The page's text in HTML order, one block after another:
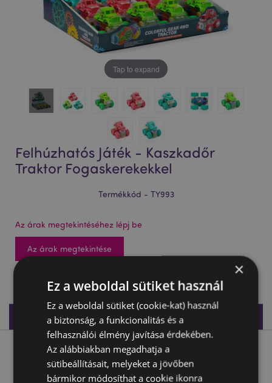
Tap to expand
Felhúzhatós Játék - Kaszkadőr
Traktor Fogaskerekekkel
Termékkód - TY993
Az árak megtekintéséhez lépj be
Az árak megtekintése
Termékleírás
Termékleírás
×
Ez a weboldal sütiket használ
Ez a weboldal sütiket (cookie-kat) használ
a biztonság, a funkcionalitás és a
felhasználói élmény javítása érdekében.
Az alábbiakban megadhatja a
sütibeállításait, melyeket a jövőben
bármikor módosíthat a cookie ikonra